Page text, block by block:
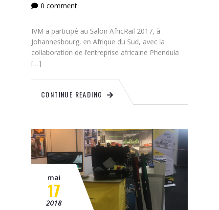
0 comment
IVM a participé au Salon AfricRail 2017, à
Johannesbourg, en Afrique du Sud, avec la
collaboration de l’entreprise africaine Phendula
[…]
CONTINUE READING
mai
17
2018